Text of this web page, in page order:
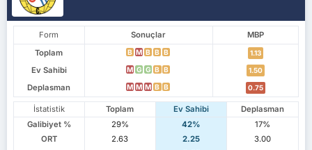
Form Sonuçlar
MBP
Toplam
B M B B B 1.13
Ev Sahibi M G G B B 1.50
Deplasman M M M B B 0.75
İstatistik Toplam Ev Sahibi
Deplasman
Galibiyet %
29% 42%
17%
ORT
2.63 2.25
3.00